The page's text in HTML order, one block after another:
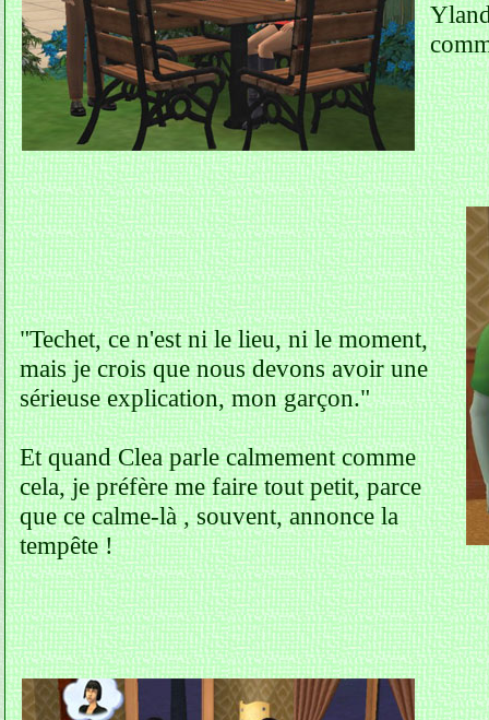
"Techet, ce n'est ni le lieu, ni le moment,
mais je crois que nous devons avoir une
sérieuse explication, mon garçon."
Et quand Clea parle calmement comme
cela, je préfère me faire tout petit, parce
que ce calme-là , souvent, annonce la
tempête !